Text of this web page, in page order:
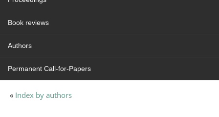
Book reviews
Authors
Permanent Call-for-Papers
« Index by authors